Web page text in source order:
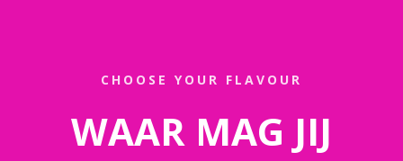
CHOOSE YOUR FLAVOUR
WAAR MAG JIJ